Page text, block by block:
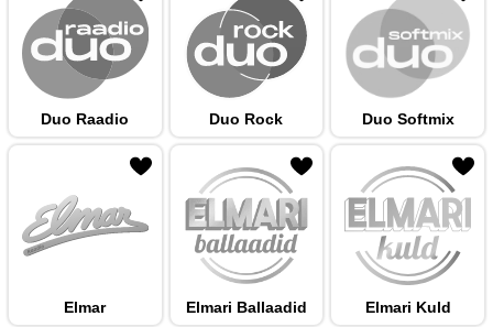
Duo Raadio Duo Rock Duo Softmix
Elmar Elmari Ballaadid Elmari Kuld